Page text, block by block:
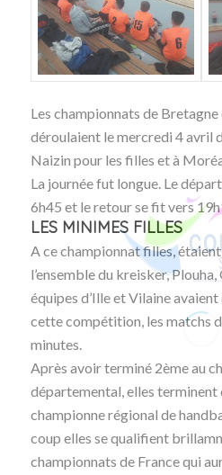
Les championnats de Bretagne
déroulaient le mercredi 4 avril
Naizin pour les filles et à
La journée fut longue. Le
6h45 et le retour se fit vers
LES MINIMES FILLES
A ce championnat filles,
l’ensemble du kreisker,
équipes d’Ille et Vilaine
cette compétition, les matchs
minutes.
Après avoir terminé 2ème au
départemental, elles
championne régional de
coup elles se qualifient
championnats de France qui